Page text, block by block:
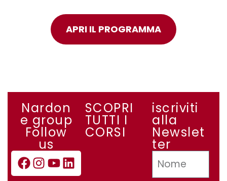
APRI IL PROGRAMMA
Nardon
e group
Follow
us
SCOPRI
TUTTI I
CORSI
iscriviti
alla
Newslet
ter